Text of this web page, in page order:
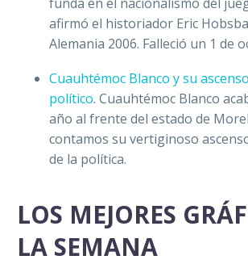
afirmó el historiador Eric
Alemania 2006. Falleció un 1 de
Cuauhtémoc Blanco y su ascenso
político. Cuauhtémoc Blanco
año al frente del estado de
contamos su vertiginoso
de la política.
LOS MEJORES
LA SEMANA